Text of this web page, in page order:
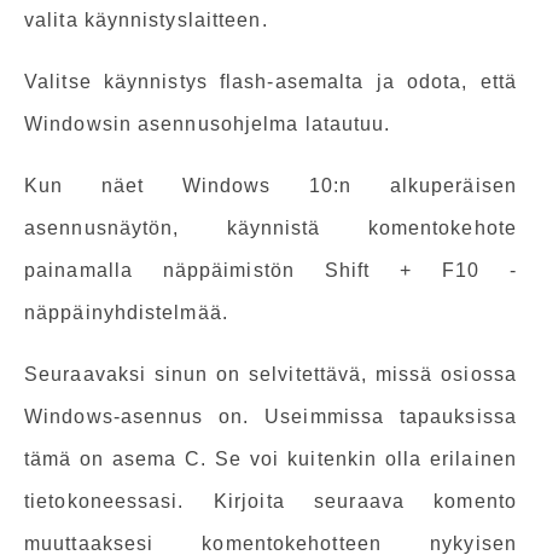
valita käynnistyslaitteen.
Valitse käynnistys flash-asemalta ja odota, että
Windowsin asennusohjelma latautuu.
Kun näet Windows 10:n alkuperäisen
asennusnäytön, käynnistä komentokehote
painamalla näppäimistön Shift + F10 -
näppäinyhdistelmää.
Seuraavaksi sinun on selvitettävä, missä osiossa
Windows-asennus on. Useimmissa tapauksissa
tämä on asema C. Se voi kuitenkin olla erilainen
tietokoneessasi. Kirjoita seuraava komento
muuttaaksesi komentokehotteen nykyisen